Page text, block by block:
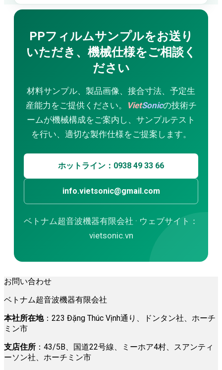
PPフィルムサンプルをお送り
いただき、機械仕様をご相談く
ださい
材料サンプル、製品画像、接合寸法、予定生
産能力をご提供ください。
VietSonicの技術チ
ームが機械構成をご案内し、サンプルテスト
を行い、適切な製作仕様をご提案します。
ホットライン：0938 49 33 66
info.vietsonic@gmail.com
ベトナム超音波機器有限会社 · ウェブサイト：
vietsonic.vn
お問い合わせ
ベトナム超音波機器有限会社
本社所在地：223 Đặng Thúc Vịnh通り、ドンタン社、ホーチ
ミン市
支店住所 ：43/5B、国道22号線、ミーホア4村、スアンティ
ーソン社、ホーチミン市